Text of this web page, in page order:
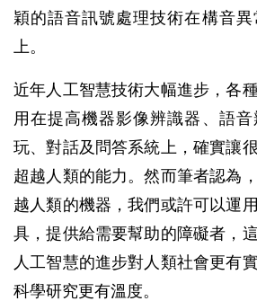
穎的語音訊號處理技術在構音
上。
近年人工智慧技術大幅進步，各
用在提高機器影像辨識器、語
玩、對話及問答系統上，確實讓
超越人類的能力。然而筆者認為
越人類的機器，我們或許可以運
具，提供給需要幫助的障礙者，
人工智慧的進步對人類社會更有
科學研究更有溫度。